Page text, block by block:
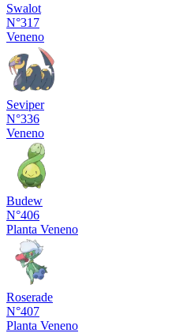
Swalot
N°317
Veneno
Seviper
N°336
Veneno
Budew
N°406
Planta Veneno
Roserade
N°407
Planta Veneno